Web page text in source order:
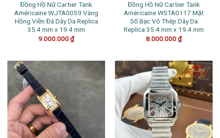
Đồng Hồ Nữ Cartier Tank
Américaine WJTA0059 Vàng
Hồng Viền Đá Dây Da Replica
35.4 mm x 19.4 mm
9.000.000₫
Đồng Hồ Nữ Cartier Tank
Américaine WSTA0117 Mặt
Số Bạc Vỏ Thép Dây Da
Replica 35.4 mm x 19.4 mm
8.000.000₫